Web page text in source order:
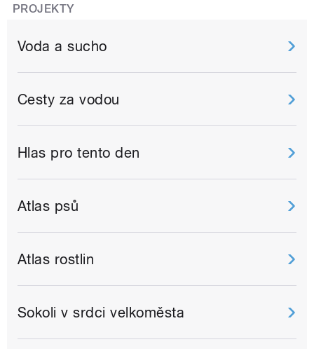
PROJEKTY
Voda a sucho
Cesty za vodou
Hlas pro tento den
Atlas psů
Atlas rostlin
Sokoli v srdci velkoměsta